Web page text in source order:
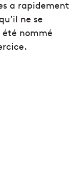
a rapidement
ne se
été nommé